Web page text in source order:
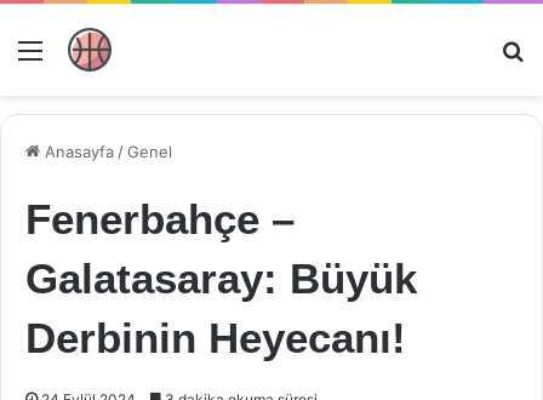
Menü
Anasayfa /Genel
Fenerbahçe –
Galatasaray: Büyük
Derbinin Heyecanı!